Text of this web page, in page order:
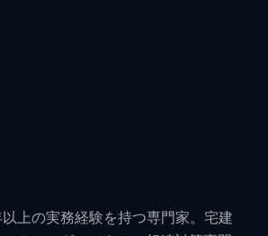
上の実務経験を持つ専門家。宅建